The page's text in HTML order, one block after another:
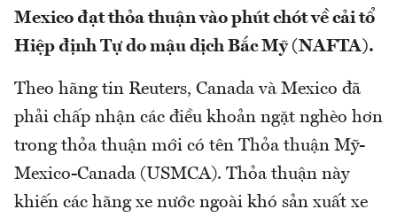
Mexico đạt thỏa thuận vào phút chót về cải tổ
Hiệp định Tự do mậu dịch Bắc Mỹ (NAFTA).
Theo hãng tin Reuters, Canada và Mexico đã
phải chấp nhận các điều khoản ngặt nghèo hơn
trong thỏa thuận mới có tên Thỏa thuận Mỹ-
Mexico-Canada (USMCA). Thỏa thuận này
khiến các hãng xe nước ngoài khó sản xuất xe